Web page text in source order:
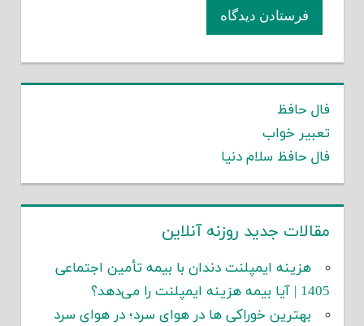
فال حافظ
تعبیر خواب
فال حافظ سلام دنیا
مقالات جدید روزنه آنلاین
هزینه ایمپلنت دندان با بیمه تأمین اجتماعی
1405 | آیا بیمه هزینه ایمپلنت را می‌دهد؟
بهترین خوراکی ها در هوای سرد؛ در هوای سرد